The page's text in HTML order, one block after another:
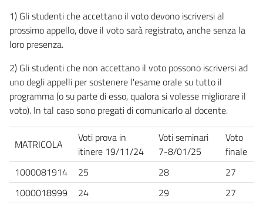
1) Gli studenti che accettano il voto devono iscriversi al
prossimo appello, dove il voto sarà registrato, anche senza la
loro presenza.
2) Gli studenti che non accettano il voto possono iscriversi ad
uno degli appelli per sostenere l'esame orale su tutto il
programma (o su parte di esso, qualora si volesse migliorare il
voto). In tal caso sono pregati di comunicarlo al docente.
MATRICOLA
Voti prova in
itinere 19/11/24
Voti seminari
7-8/01/25
Voto
finale
1000081914
25 28
27
1000018999
24 29
27